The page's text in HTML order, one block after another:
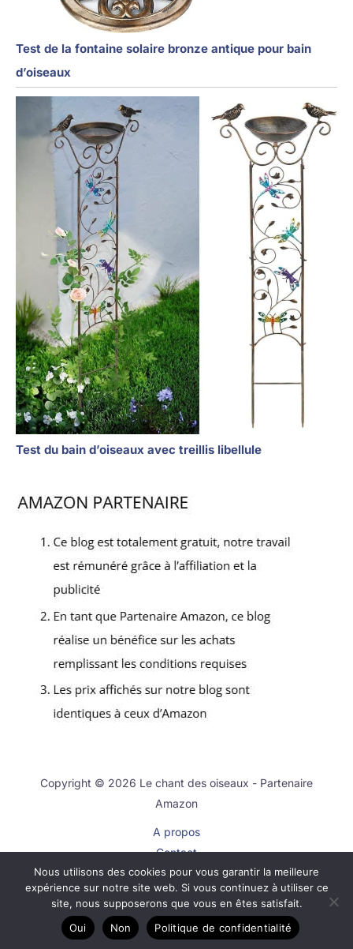
Test de la fontaine solaire bronze antique pour bain
d’oiseaux
Test du bain d’oiseaux avec treillis libellule
Copyright © 2026 Le chant des oiseaux - Partenaire
Amazon
A propos
Contact
Plan du site
Mentions légales
Politique de confidentialité
Nous utilisons des cookies pour vous garantir la meilleure
expérience sur notre site web. Si vous continuez à utiliser ce
site, nous supposerons que vous en êtes satisfait.
Oui
Non Politique de confidentialité